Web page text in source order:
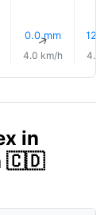
0.0 mm
↑
4.0 km/h
12%
4.0
in
🇨🇩